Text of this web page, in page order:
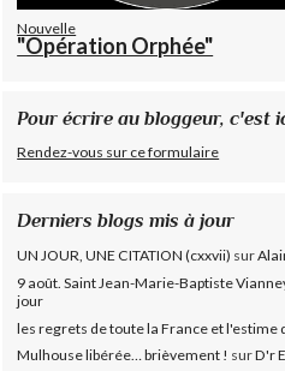
Nouvelle
"Opération Orphée"
Pour écrire au bloggeur, c'est
Rendez-vous sur ce formulaire
Derniers blogs mis à jour
UN JOUR, UNE CITATION (cxxvii) sur
9 août. Saint Jean-Marie-Baptiste
jour
les regrets de toute la France et l'estime
Mulhouse libérée… brièvement ! surD'r